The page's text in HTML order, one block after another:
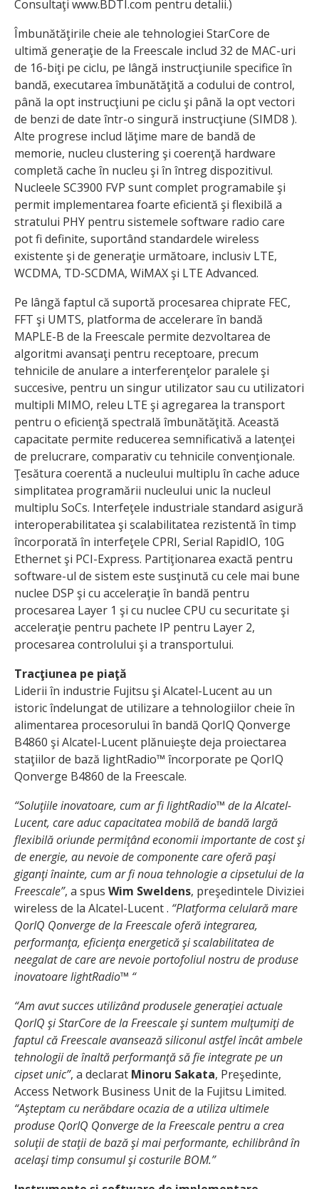
Consultaţi www.BDTI.com pentru detalii.)
Îmbunătăţirile cheie ale tehnologiei StarCore de
ultimă generaţie de la Freescale includ 32 de MAC-uri
de 16-biţi pe ciclu, pe lângă instrucţiunile specifice în
bandă, executarea îmbunătăţită a codului de control,
până la opt instrucţiuni pe ciclu şi până la opt vectori
de benzi de date într-o singură instrucţiune (SIMD8 ).
Alte progrese includ lăţime mare de bandă de
memorie, nucleu clustering şi coerenţă hardware
completă cache în nucleu şi în întreg dispozitivul.
Nucleele SC3900 FVP sunt complet programabile şi
permit implementarea foarte eficientă şi flexibilă a
stratului PHY pentru sistemele software radio care
pot fi definite, suportând standardele wireless
existente şi de generaţie următoare, inclusiv LTE,
WCDMA, TD-SCDMA, WiMAX şi LTE Advanced.
Pe lângă faptul că suportă procesarea chiprate FEC,
FFT şi UMTS, platforma de accelerare în bandă
MAPLE-B de la Freescale permite dezvoltarea de
algoritmi avansaţi pentru receptoare, precum
tehnicile de anulare a interferenţelor paralele şi
succesive, pentru un singur utilizator sau cu utilizatori
multipli MIMO, releu LTE şi agregarea la transport
pentru o eficienţă spectrală îmbunătăţită. Această
capacitate permite reducerea semnificativă a latenţei
de prelucrare, comparativ cu tehnicile convenţionale.
Ţesătura coerentă a nucleului multiplu în cache aduce
simplitatea programării nucleului unic la nucleul
multiplu SoCs. Interfeţele industriale standard asigură
interoperabilitatea şi scalabilitatea rezistentă în timp
încorporată în interfeţele CPRI, Serial RapidIO, 10G
Ethernet şi PCI-Express. Partiţionarea exactă pentru
software-ul de sistem este susţinută cu cele mai bune
nuclee DSP şi cu acceleraţie în bandă pentru
procesarea Layer 1 şi cu nuclee CPU cu securitate şi
acceleraţie pentru pachete IP pentru Layer 2,
procesarea controlului şi a transportului.
Tracţiunea pe piaţă
Liderii în industrie Fujitsu şi Alcatel-Lucent au un
istoric îndelungat de utilizare a tehnologiilor cheie în
alimentarea procesorului în bandă QorIQ Qonverge
B4860 şi Alcatel-Lucent plănuieşte deja proiectarea
staţiilor de bază lightRadio™ încorporate pe QorIQ
Qonverge B4860 de la Freescale.
“Soluţiile inovatoare, cum ar fi lightRadio™ de la Alcatel-
Lucent, care aduc capacitatea mobilă de bandă largă
flexibilă oriunde permiţând economii importante de cost şi
de energie, au nevoie de componente care oferă paşi
giganţi înainte, cum ar fi noua tehnologie a cipsetului de la
Freescale”, a spus Wim Sweldens, preşedintele Diviziei
wireless de la Alcatel-Lucent . “Platforma celulară mare
QorIQ Qonverge de la Freescale oferă integrarea,
performanţa, eficienţa energetică şi scalabilitatea de
neegalat de care are nevoie portofoliul nostru de produse
inovatoare lightRadio™ “
“Am avut succes utilizând produsele generaţiei actuale
QorIQ şi StarCore de la Freescale şi suntem mulţumiţi de
faptul că Freescale avansează siliconul astfel încât ambele
tehnologii de înaltă performanţă să fie integrate pe un
cipset unic”, a declarat Minoru Sakata, Preşedinte,
Access Network Business Unit de la Fujitsu Limited.
“Aşteptam cu nerăbdare ocazia de a utiliza ultimele
produse QorIQ Qonverge de la Freescale pentru a crea
soluţii de staţii de bază şi mai performante, echilibrând în
acelaşi timp consumul şi costurile BOM.”